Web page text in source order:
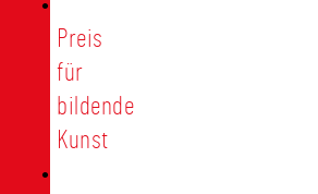
Preis
für
bildende
Kunst